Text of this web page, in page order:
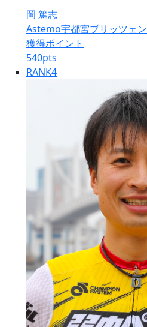
岡 篤志
Astemo宇都宮ブリッツェン
獲得ポイント
540pts
RANK4